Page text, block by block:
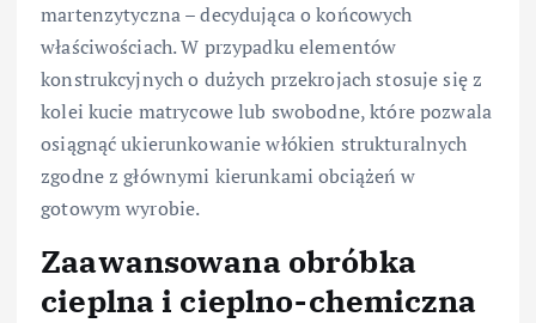
martenzytyczna – decydująca o końcowych
właściwościach. W przypadku elementów
konstrukcyjnych o dużych przekrojach stosuje się z
kolei kucie matrycowe lub swobodne, które pozwala
osiągnąć ukierunkowanie włókien strukturalnych
zgodne z głównymi kierunkami obciążeń w
gotowym wyrobie.
Zaawansowana obróbka
cieplna i cieplno-chemiczna